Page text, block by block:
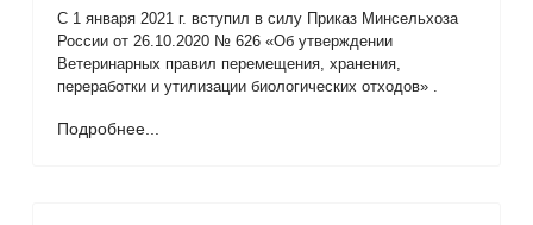
С 1 января 2021 г. вступил в силу Приказ Минсельхоза
России от 26.10.2020 № 626 «Об утверждении
Ветеринарных правил перемещения, хранения,
переработки и утилизации биологических отходов» .
Подробнее...